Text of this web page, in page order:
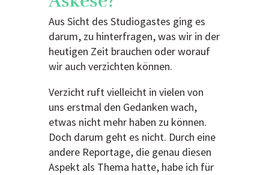
Aus Sicht des Studiogastes ging es
darum, zu hinterfragen, was wir in der
heutigen Zeit brauchen oder worauf
wir auch verzichten können.
Verzicht ruft vielleicht in vielen von
uns erstmal den Gedanken wach,
etwas nicht mehr haben zu können.
Doch darum geht es nicht. Durch eine
andere Reportage, die genau diesen
Aspekt als Thema hatte, habe ich für